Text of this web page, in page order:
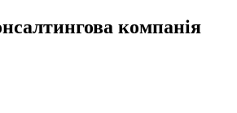
компанія